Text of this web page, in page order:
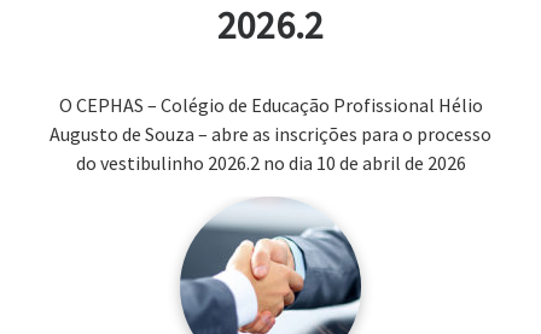
2026.2
O CEPHAS – Colégio de Educação Profissional Hélio
Augusto de Souza – abre as inscrições para o processo
do vestibulinho 2026.2 no dia 10 de abril de 2026